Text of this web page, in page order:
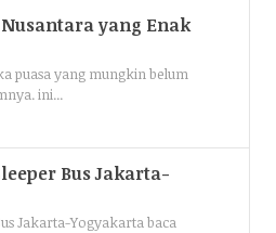
yang Enak
puasa yang mungkin belum
ini...
Bus Jakarta-
Jakarta-Yogyakarta baca